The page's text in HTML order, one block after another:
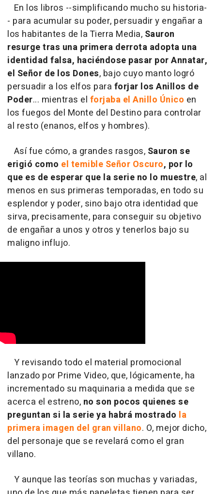
En los libros --simplificando mucho su historia-
- para acumular su poder, persuadir y engañar a
los habitantes de la Tierra Media, Sauron
resurge tras una primera derrota adopta una
identidad falsa, haciéndose pasar por Annatar,
el Señor de los Dones, bajo cuyo manto logró
persuadir a los elfos para forjar los Anillos de
Poder... mientras el forjaba el Anillo Único en
los fuegos del Monte del Destino para controlar
al resto (enanos, elfos y hombres).
Así fue cómo, a grandes rasgos, Sauron se
erigió como el temible Señor Oscuro, por lo
que es de esperar que la serie no lo muestre, al
menos en sus primeras temporadas, en todo su
esplendor y poder, sino bajo otra identidad que
sirva, precisamente, para conseguir su objetivo
de engañar a unos y otros y tenerlos bajo su
maligno influjo.
Y revisando todo el material promocional
lanzado por Prime Video, que, lógicamente, ha
incrementado su maquinaria a medida que se
acerca el estreno, no son pocos quienes se
preguntan si la serie ya habrá mostrado la
primera imagen del gran villano. O, mejor dicho,
del personaje que se revelará como el gran
villano.
Y aunque las teorías son muchas y variadas,